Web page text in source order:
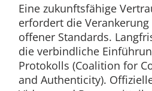
Eine zukunftsfähige
erfordert die
offener Standards.
die verbindliche
Protokolls (Coalition for
and Authenticity).